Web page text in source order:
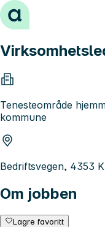
Hopp til innhold
Tenesteområde
kommune
Bedriftsvegen, 4353
Om jobben
Lagre favoritt